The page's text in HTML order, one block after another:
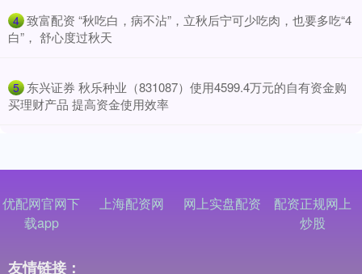
4 ​致富配资 “秋吃白，病不沾”，立秋后宁可少吃肉，也要多吃“4
白”， 舒心度过秋天
5 ​东兴证券 秋乐种业（831087）使用4599.4万元的自有资金购
买理财产品 提高资金使用效率
优配网官网下
载app
上海配资网 网上实盘配资
配资正规网上
炒股
友情链接：